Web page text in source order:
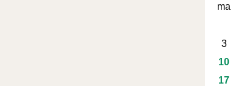
ma
3
10
17